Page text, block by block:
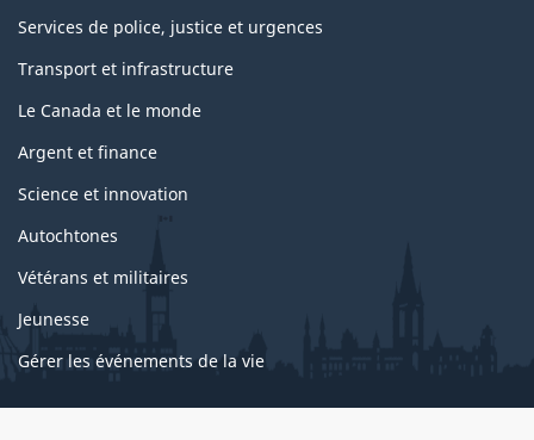
Services de police, justice et urgences
Transport et infrastructure
Le Canada et le monde
Argent et finance
Science et innovation
Autochtones
Vétérans et militaires
Jeunesse
Gérer les événements de la vie